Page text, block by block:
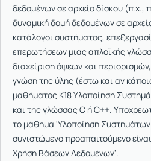
δεδομένων σε αρχείο δίσκου (π.χ.,
δυναμική δομή δεδομένων σε
κατάλογοι συστήματος,
επερωτήσεων μιας απλοϊκής
διαχείριση όψεων και
γνώση της ύλης (έστω και αν
μαθήματος K18 Υλοποίηση
και της γλώσσας C ή C++.
το μάθημα 'Υλοποίηση
συνιστώμενο προαπαιτούμενο
Χρήση Βάσεων Δεδομένων'.